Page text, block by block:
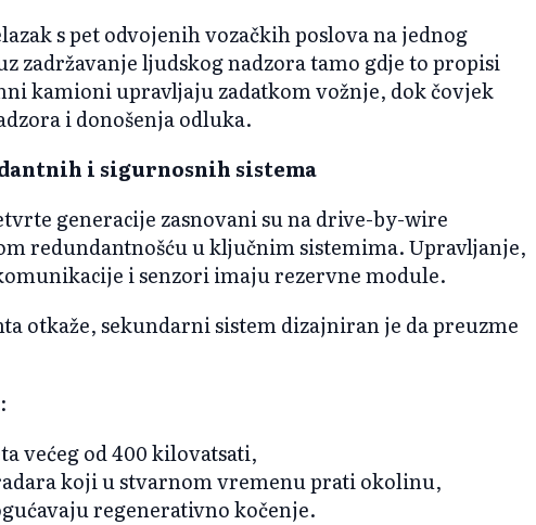
s pet odvojenih vozačkih poslova na jednog
zadržavanje ljudskog nadzora tamo gdje to propisi
kamioni upravljaju zadatkom vožnje, dok čovjek
i donošenja odluka.
i sigurnosnih sistema
generacije zasnovani su na drive-by-wire
redundantnošću u ključnim sistemima. Upravljanje,
i senzori imaju rezervne module.
otkaže, sekundarni sistem dizajniran je da preuzme
većeg od 400 kilovatsati,
koji u stvarnom vremenu prati okolinu,
regenerativno kočenje.